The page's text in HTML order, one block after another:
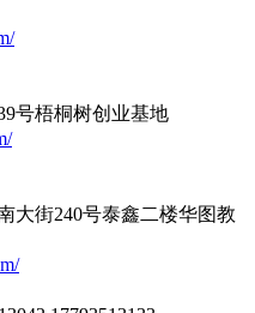
号梧桐树创业基地
大街240号泰鑫二楼华图教